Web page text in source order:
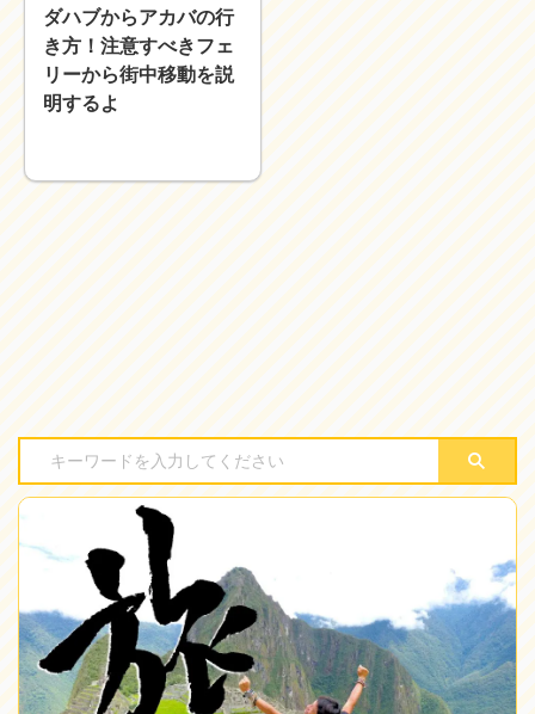
アフリカ
ヨーロッパ
北・中南米
世界一周の準備
ダハブからアカバの行
き方！注意すべきフェ
リーから街中移動を説
明するよ